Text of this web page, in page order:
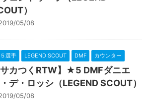
）
05/08
選手 LEGEND SCOUT DMF カウンター
サカつくRTW】★5 DMFダニエ
デ・ロッシ（LEGEND SCOUT）
05/08